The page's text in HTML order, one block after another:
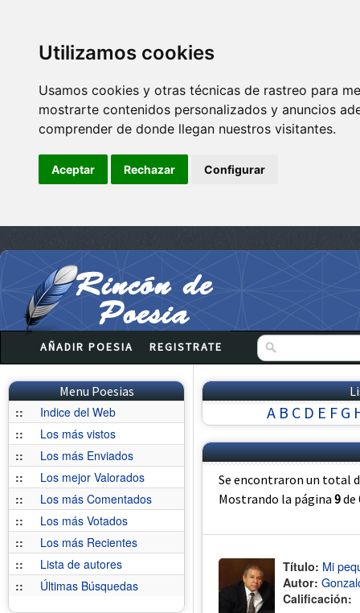
Utilizamos cookies
Usamos cookies y otras técnicas de rastreo para
mostrarte contenidos personalizados y anuncios
comprender de donde llegan nuestros visitantes.
Aceptar Rechazar Configurar
AÑADIR POESIA REGISTRATE
Menu Poesias
::
Indice del Web
::
Los más vistos
::
Los más Enviados
::
Los mejor Valorados
::
Los más Comentados
::
Los más Votados
::
Los más Recientes
::
Lista de autores
::
Últimas Búsquedas
A B C D E F G
Se encontraron un total
Mostrando la página 9de
Título: Mi
Autor:
Calificación: